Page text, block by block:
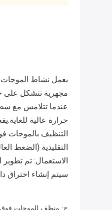
عندما تتلامس مع
التقليدية (الضغط
سيتم إنشاء اختراق